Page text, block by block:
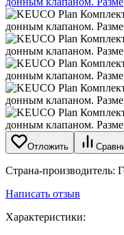
Отложить
Страна-производитель:
Написать отзыв
Характеристики: